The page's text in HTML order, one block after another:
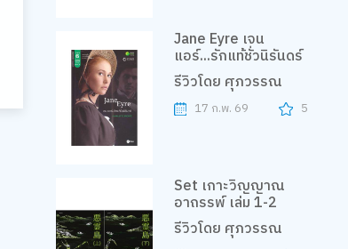
Jane Eyre เจน
แอร์...รักแท้ชั่วนิรันดร์
รีวิวโดย ศุภวรรณ
17 ก.พ. 69 5
Set เกาะวิญญาณ
อาถรรพ์ เล่ม 1-2
รีวิวโดย ศุภวรรณ